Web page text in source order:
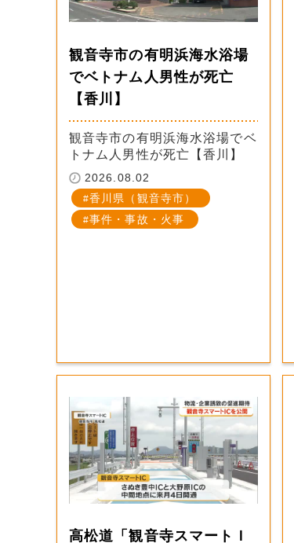
観音寺市の有明浜海水浴場
でベトナム人男性が死亡
【香川】
観音寺市の有明浜海水浴場でベ
トナム人男性が死亡【香川】
2026.08.02
香川県（観音寺市）
事件・事故・火事
高松道「観音寺スマートＩ